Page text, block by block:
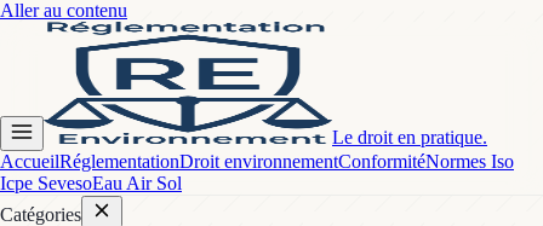
Aller au contenu
Le droit en pratique.
AccueilRéglementationDroit environnementConformitéNormes Iso
Icpe SevesoEau Air Sol
Catégories